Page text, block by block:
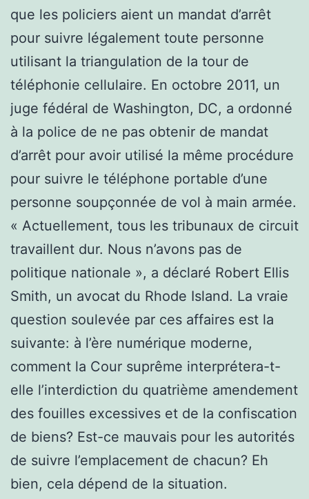
que les policiers aient un mandat d’arrêt
pour suivre légalement toute personne
utilisant la triangulation de la tour de
téléphonie cellulaire. En octobre 2011, un
juge fédéral de Washington, DC, a ordonné
à la police de ne pas obtenir de mandat
d’arrêt pour avoir utilisé la même procédure
pour suivre le téléphone portable d’une
personne soupçonnée de vol à main armée.
« Actuellement, tous les tribunaux de circuit
travaillent dur. Nous n’avons pas de
politique nationale », a déclaré Robert Ellis
Smith, un avocat du Rhode Island. La vraie
question soulevée par ces affaires est la
suivante: à l’ère numérique moderne,
comment la Cour suprême interprétera-t-
elle l’interdiction du quatrième amendement
des fouilles excessives et de la confiscation
de biens? Est-ce mauvais pour les autorités
de suivre l’emplacement de chacun? Eh
bien, cela dépend de la situation.